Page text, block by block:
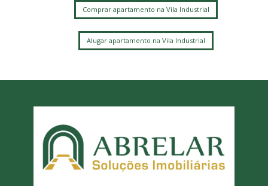
Comprar apartamento na Vila Industrial
Alugar apartamento na Vila Industrial